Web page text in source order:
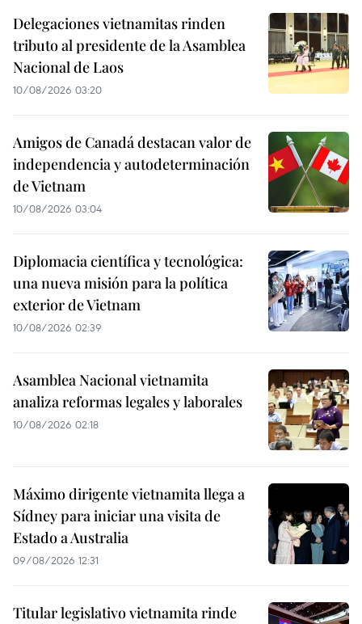
Delegaciones vietnamitas rinden
tributo al presidente de la Asamblea
Nacional de Laos
10/08/2026 03:20
Amigos de Canadá destacan valor de
independencia y autodeterminación
de Vietnam
10/08/2026 03:04
Diplomacia científica y tecnológica:
una nueva misión para la política
exterior de Vietnam
10/08/2026 02:39
Asamblea Nacional vietnamita
analiza reformas legales y laborales
10/08/2026 02:18
Máximo dirigente vietnamita llega a
Sídney para iniciar una visita de
Estado a Australia
09/08/2026 12:31
Titular legislativo vietnamita rinde